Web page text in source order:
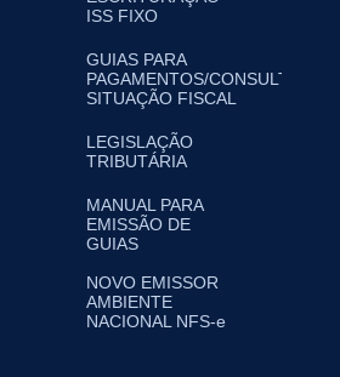
ISS FIXO
GUIAS PARA
PAGAMENTOS/CONSULTA
SITUAÇÃO FISCAL
LEGISLAÇÃO
TRIBUTÁRIA
MANUAL PARA
EMISSÃO DE
GUIAS
NOVO EMISSOR
AMBIENTE
NACIONAL NFS-e